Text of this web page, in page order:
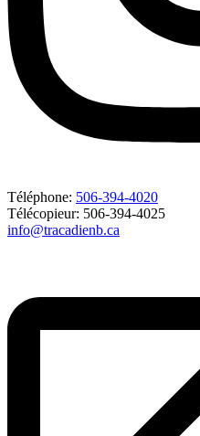
Téléphone: 506-394-4020
Télécopieur: 506-394-4025
info@tracadienb.ca